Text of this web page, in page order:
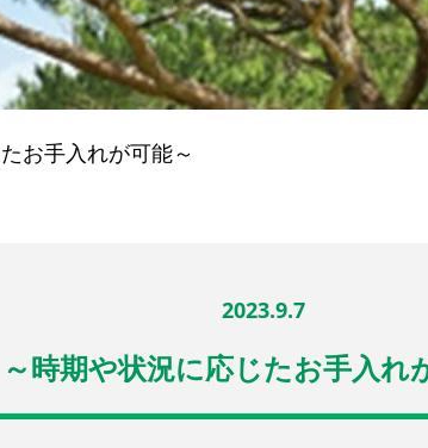
お手入れが可能～
2023.9.7
～時期や状況に応じたお手入れ